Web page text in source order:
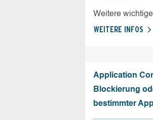
Weitere
WEITERE INFOS
Application
Blockierung
bestimmter